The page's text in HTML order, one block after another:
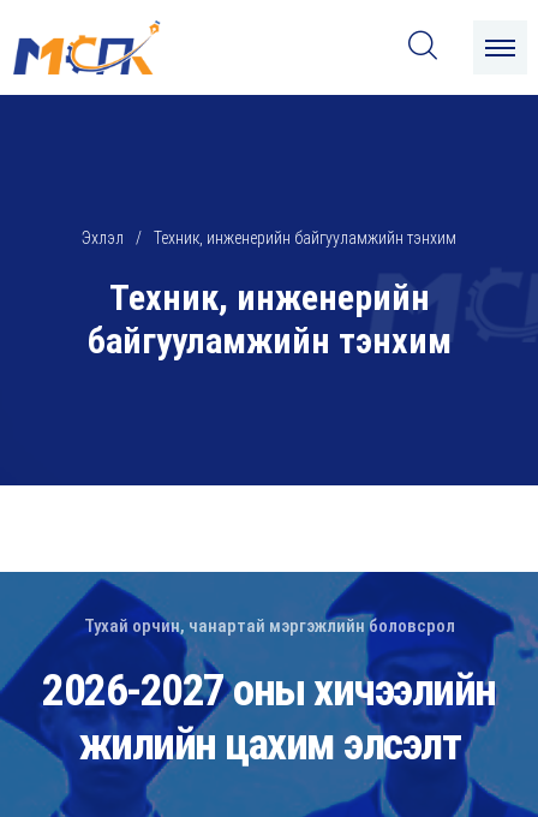
Эхлэл Техник, инженерийн байгууламжийн тэнхим
Техник, инженерийн
байгууламжийн тэнхим
Тухай орчин, чанартай мэргэжлийн боловсрол
2026-2027 оны хичээлийн
жилийн цахим элсэлт